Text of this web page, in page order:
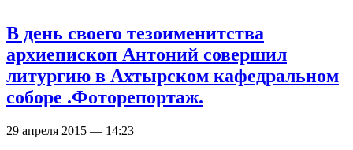
Фоторепортаж
В день своего тезоименитства
архиепископ Антоний совершил
литургию в Ахтырском кафедральном
соборе .Фоторепортаж.
29 апреля 2015 — 14:23